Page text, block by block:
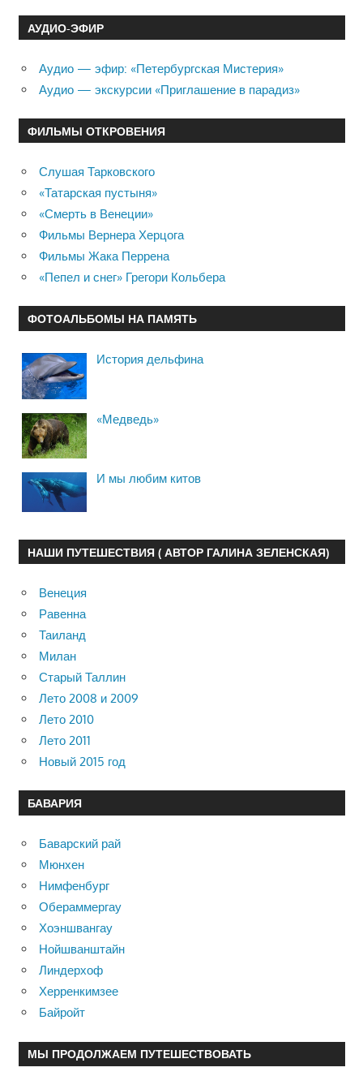
АУДИО-ЭФИР
Аудио — эфир: «Петербургская Мистерия»
Аудио — экскурсии «Приглашение в парадиз»
ФИЛЬМЫ ОТКРОВЕНИЯ
Слушая Тарковского
«Татарская пустыня»
«Смерть в Венеции»
Фильмы Вернера Херцога
Фильмы Жака Перрена
«Пепел и снег» Грегори Кольбера
ФОТОАЛЬБОМЫ НА ПАМЯТЬ
История дельфина
«Медведь»
И мы любим китов
НАШИ ПУТЕШЕСТВИЯ ( АВТОР ГАЛИНА ЗЕЛЕНСКАЯ)
Венеция
Равенна
Таиланд
Милан
Старый Таллин
Лето 2008 и 2009
Лето 2010
Лето 2011
Новый 2015 год
БАВАРИЯ
Баварский рай
Мюнхен
Нимфенбург
Обераммергау
Хоэншвангау
Нойшванштайн
Линдерхоф
Херренкимзее
Байройт
МЫ ПРОДОЛЖАЕМ ПУТЕШЕСТВОВАТЬ